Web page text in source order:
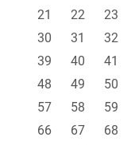
21
22 23
30
31 32
39
40 41
48
49 50
57
58 59
66
67 68